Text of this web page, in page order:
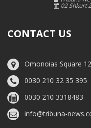
02 Shkurt
CONTACT US
Omonoias Square
0030 210 32 35 395
0030 210 3318483
info@tribuna-